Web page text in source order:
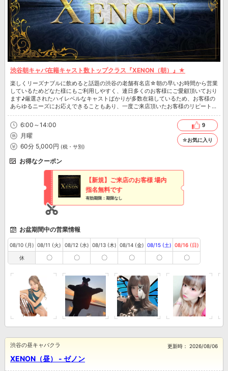
渋谷朝キャバ在籍キャスト数トップクラス『XENON（朝）』★
楽しくリーズナブルに飲めると話題の渋谷の老舗有名店☆朝の早いお時間から営業
しているためどなた様にもご利用しやすく、連日多くのお客様にご愛顧頂いており
ます♪厳選されたハイレベルなキャストばかりが多数在籍しているため、お客様の
あらゆるニーズにお応えできることもあり、一度ご来店頂いたお客様のリピート率
も非常に高いです★
6:00～14:00
月曜
60分 5,000円 (税・サ別)
9
☆お気に入り
お得なクーポン
【新規】ご来店のお客様 場内
指名無料です
有効期限：期限なし
お盆期間中の営業情報
08/10 (月)
休
08/11 (火)
〇
08/12 (水)
〇
08/13 (木)
〇
08/14 (金)
〇
08/15 (土)
〇
08/16 (日)
〇
XENON（昼） - ゼノン
渋谷の昼キャバクラ 更新時： 2026/08/06